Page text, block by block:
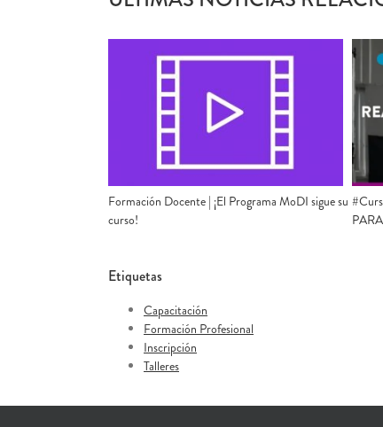
Formación Docente | ¡El Programa MoDI sigue su
curso!
Etiquetas
Capacitación
Formación Profesional
Inscripción
Talleres